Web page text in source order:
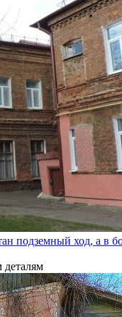
подземный ход, а в
деталям